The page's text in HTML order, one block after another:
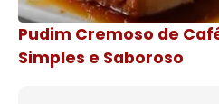
Pudim Cremoso de
Simples e Saboroso